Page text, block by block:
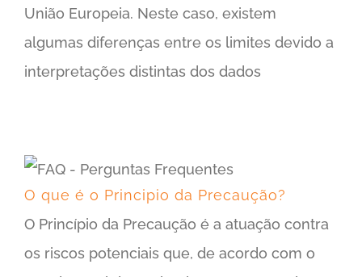
União Europeia. Neste caso, existem
algumas diferenças entre os limites devido a
interpretações distintas dos dados
O que é o Principio da Precaução?
O Princípio da Precaução é a atuação contra
os riscos potenciais que, de acordo com o